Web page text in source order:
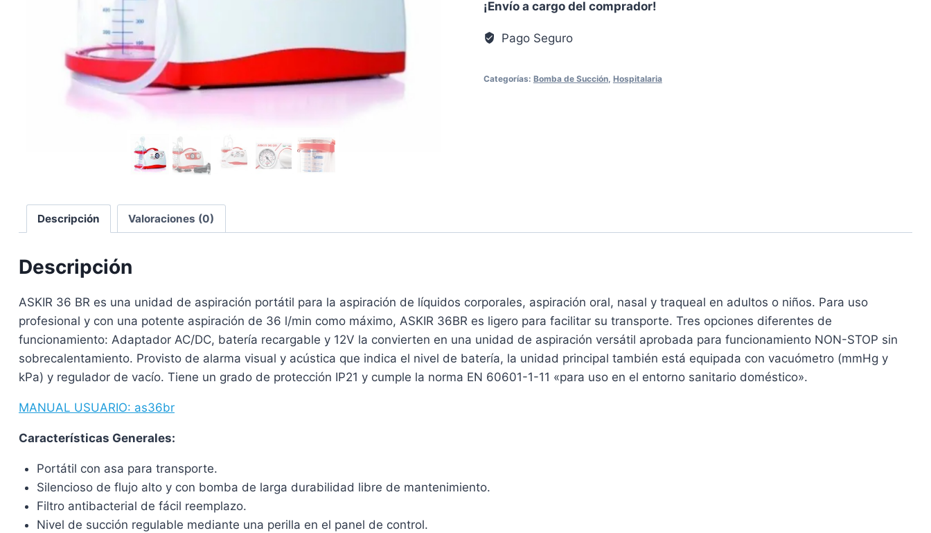
¡Envío a cargo del comprador!
Pago Seguro
Categorías: Bomba de Succión, Hospitalaria
Descripción Valoraciones (0)
Descripción
ASKIR 36 BR es una unidad de aspiración portátil para la aspiración de líquidos corporales, aspiración oral, nasal y traqueal en adultos o niños. Para uso
profesional y con una potente aspiración de 36 l/min como máximo, ASKIR 36BR es ligero para facilitar su transporte. Tres opciones diferentes de
funcionamiento: Adaptador AC/DC, batería recargable y 12V la convierten en una unidad de aspiración versátil aprobada para funcionamiento NON-STOP sin
sobrecalentamiento. Provisto de alarma visual y acústica que indica el nivel de batería, la unidad principal también está equipada con vacuómetro (mmHg y
kPa) y regulador de vacío. Tiene un grado de protección IP21 y cumple la norma EN 60601-1-11 «para uso en el entorno sanitario doméstico».
MANUAL USUARIO: as36br
Características Generales:
Portátil con asa para transporte.
Silencioso de flujo alto y con bomba de larga durabilidad libre de mantenimiento.
Filtro antibacterial de fácil reemplazo.
Nivel de succión regulable mediante una perilla en el panel de control.